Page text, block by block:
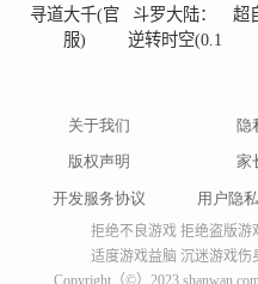
寻道大千(官
服)
斗罗大陆：
逆转时空(0.1
超
关于我们 隐
版权声明
家
开发服务协议
用户隐
拒绝不良游戏 拒绝盗版游
适度游戏益脑 沉迷游戏伤